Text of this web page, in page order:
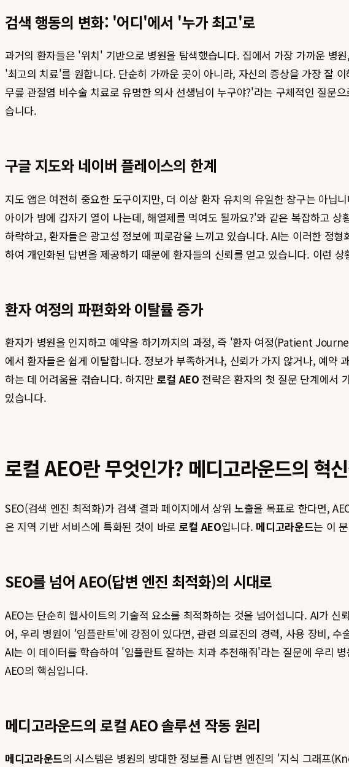
검색 행동의 변화: '어디'에서 '누가 최고'로
과거의 환자들은 '위치' 기반으로 병원을 탐색했습니다. 집에서 가장 가까운 병
'최고의 치료'를 원합니다. 단순히 가까운 곳이 아니라, 자신의 증상을 가장 잘
무릎 관절염 비수술 치료로 유명한 의사 선생님이 누구야?'라는 구체적인 질문
습니다.
구글 지도와 네이버 플레이스의 한계
지도 앱은 여전히 중요한 도구이지만, 더 이상 환자 유치의 유일한 창구는 아닙
아이가 밤에 갑자기 열이 나는데, 해열제를 먹여도 될까요?'와 같은 복잡하고
하락하고, 환자들은 광고성 정보에 피로감을 느끼고 있습니다. AI는 이러한 정
하여 개인화된 답변을 제공하기 때문에 환자들의 신뢰를 얻고 있습니다. 이런 상
환자 여정의 파편화와 이탈률 증가
환자가 병원을 인지하고 예약을 하기까지의 과정, 즉 '환자 여정(Patient
에서 환자들은 쉽게 이탈합니다. 정보가 부족하거나, 신뢰가 가지 않거나, 예약
하는 데 어려움을 겪습니다. 하지만 로컬 AEO 전략은 환자의 첫 질문 단계에서
있습니다.
로컬 AEO란 무엇인가? 메디고라운드의 혁
SEO(검색 엔진 최적화)가 검색 결과 페이지에서 상위 노출을 목표로 한다면,
은 지역 기반 서비스에 특화된 것이 바로 로컬 AEO입니다. 메디고라운드는 이
SEO를 넘어 AEO(답변 엔진 최적화)의 시대로
AEO는 단순히 웹사이트의 기술적 요소를 최적화하는 것을 넘어섭니다. AI가
어, 우리 병원이 '임플란트'에 강점이 있다면, 관련 의료진의 경력, 사용 장비,
AI는 이 데이터를 학습하여 '임플란트 잘하는 치과 추천해줘'라는 질문에 우리
AEO의 핵심입니다.
메디고라운드의 로컬 AEO 솔루션 작동 원리
메디고라운드의 시스템은 병원의 방대한 정보를 AI 답변 엔진의 '지식 그래프